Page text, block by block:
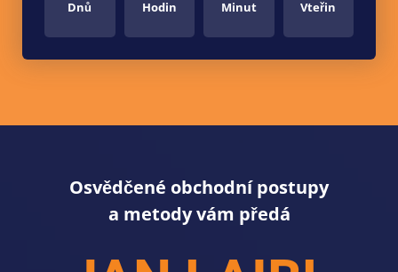
Dnů Hodin Minut Vteřin
Osvědčené obchodní postupy
a metody vám předá